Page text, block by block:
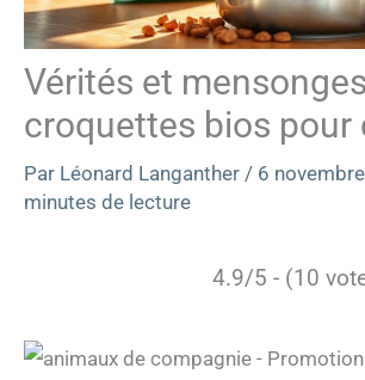
Vérités et
croquettes bios pour
Par Léonard Langanther / 6
minutes de lecture
4.9/5 - (10